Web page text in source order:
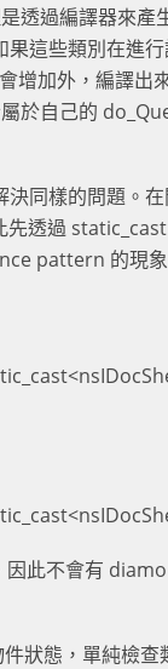
透過編譯器來產
這些類別在進
增加外，編譯出
於自己的
同樣的問題。
透過
pattern 的現
因此不會有
狀態，單純檢查